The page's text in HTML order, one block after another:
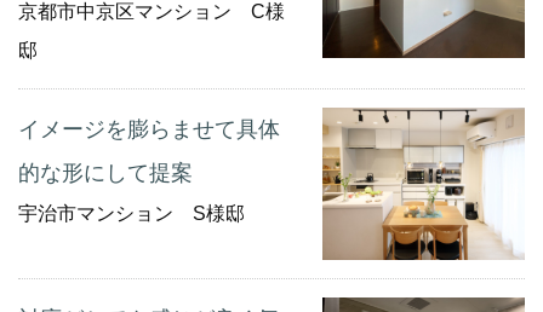
京都市中京区マンション C様
邸
イメージを膨らませて具体
的な形にして提案
宇治市マンション S様邸